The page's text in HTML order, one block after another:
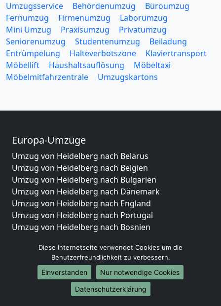
Umzugsservice Behördenumzug
Büroumzug
Fernumzug
Firmenumzug
Laborumzug
Mini Umzug
Praxisumzug
Privatumzug
Seniorenumzug
Studentenumzug
Beiladung
Entrümpelung
Halteverbotszone
Klaviertransport
Möbellift
Haushaltsauflösung
Möbeltaxi
Möbelmitfahrzentrale
Umzugskartons
Europa-Umzüge
Umzug von Heidelberg nach Belarus
Umzug von Heidelberg nach Belgien
Umzug von Heidelberg nach Bulgarien
Umzug von Heidelberg nach Dänemark
Umzug von Heidelberg nach England
Umzug von Heidelberg nach Portugal
Umzug von Heidelberg nach Bosnien
Umzug von Heidelberg nach Irland
Umzug von Heidelberg nach Lettland
Umzug von Heidelberg nach Zypern
Umzug von Heidelberg nach Kroatien
Umzug von Heidelberg nach Estland
Diese Internetseite verwendet Cookies um die
Benutzerfreundlichkeit zu verbessern.
Einverstanden
Nur notwendige Cookies
Datenschutzerklärung